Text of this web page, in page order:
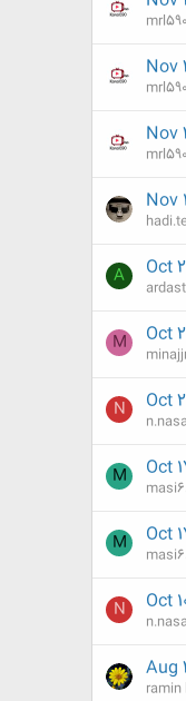
mrl590
Nov
mrl590
Nov
mrl590
Nov
Oct
ardast
A
Oct
M
Oct
N
Oct
M
Oct
M
Oct
N
Aug
ramin